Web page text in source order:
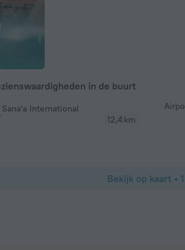
in de buurt
Sana'a International
12,4 km
Bekijk op kaart • 1